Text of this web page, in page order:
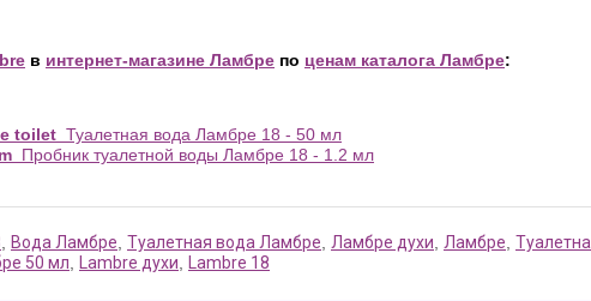
в интернет-магазине Ламбре по ценам каталога Ламбре:
toilet Туалетная вода Ламбре 18 - 50 мл
Пробник туалетной воды Ламбре 18 - 1.2 мл
Вода Ламбре Туалетная вода Ламбре Ламбре духи Ламбре
50 мл
Lambre духи Lambre 18